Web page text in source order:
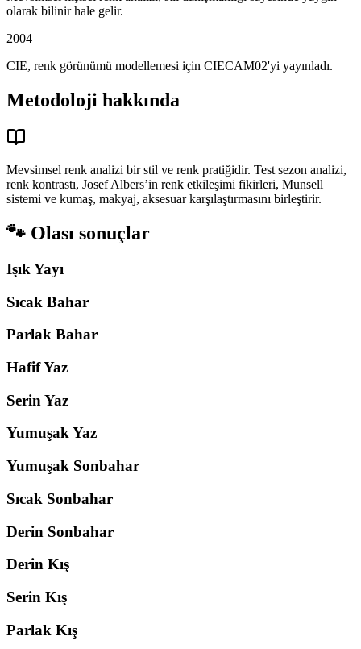
olarak bilinir hale gelir.
2004
CIE, renk görünümü modellemesi için CIECAM02'yi yayınladı.
Metodoloji hakkında
Mevsimsel renk analizi bir stil ve renk pratiğidir. Test sezon analizi,
renk kontrastı, Josef Albers’in renk etkileşimi fikirleri, Munsell
sistemi ve kumaş, makyaj, aksesuar karşılaştırmasını birleştirir.
🐾 Olası sonuçlar
Işık Yayı
Sıcak Bahar
Parlak Bahar
Hafif Yaz
Serin Yaz
Yumuşak Yaz
Yumuşak Sonbahar
Sıcak Sonbahar
Derin Sonbahar
Derin Kış
Serin Kış
Parlak Kış